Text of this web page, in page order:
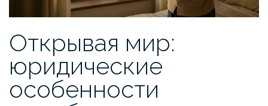
Открывая мир:
юридические
особенности